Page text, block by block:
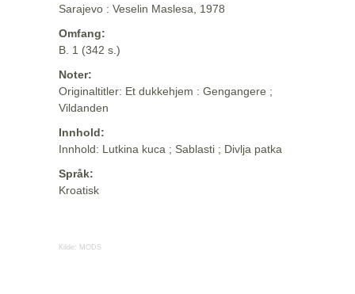
Sarajevo : Veselin Maslesa, 1978
Omfang:
B. 1 (342 s.)
Noter:
Originaltitler: Et dukkehjem : Gengangere ;
Vildanden
Innhold:
Innhold: Lutkina kuca ; Sablasti ; Divlja patka
Språk:
Kroatisk
Kilde: MODS